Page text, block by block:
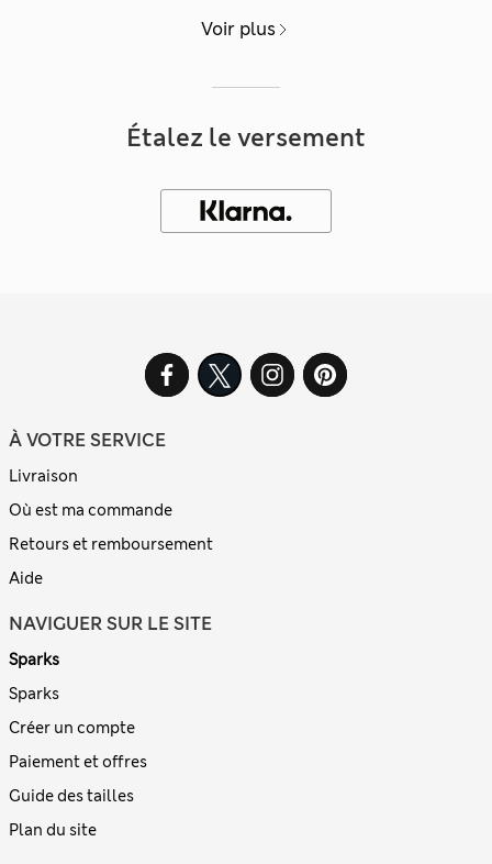
Voir plus
Étalez le versement
À VOTRE SERVICE
Livraison
Où est ma commande
Retours et remboursement
Aide
NAVIGUER SUR LE SITE
Sparks
Sparks
Créer un compte
Paiement et offres
Guide des tailles
Plan du site